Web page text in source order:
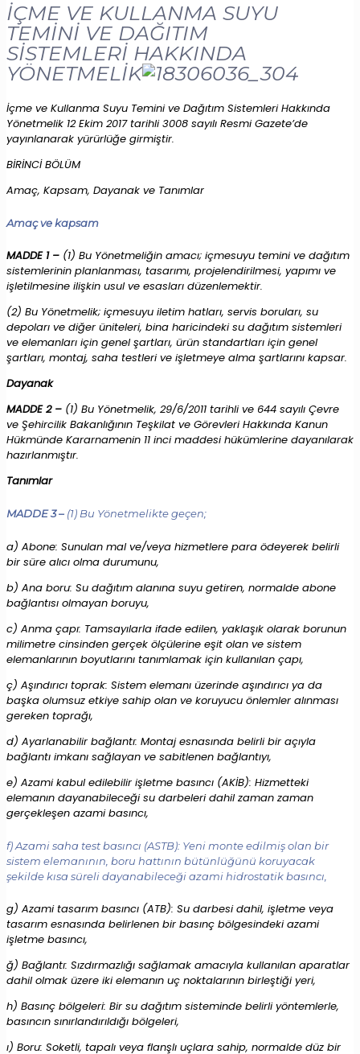
İÇME VE KULLANMA SUYU
TEMİNİ VE DAĞITIM
SİSTEMLERİ HAKKINDA
YÖNETMELİK
İçme ve Kullanma Suyu Temini ve Dağıtım Sistemleri Hakkında
Yönetmelik 12 Ekim 2017 tarihli 3008 sayılı Resmi Gazete’de
yayınlanarak yürürlüğe girmiştir.
BİRİNCİ BÖLÜM
Amaç, Kapsam, Dayanak ve Tanımlar
Amaç ve kapsam
MADDE 1 – (1) Bu Yönetmeliğin amacı; içmesuyu temini ve dağıtım
sistemlerinin planlanması, tasarımı, projelendirilmesi, yapımı ve
işletilmesine ilişkin usul ve esasları düzenlemektir.
(2) Bu Yönetmelik; içmesuyu iletim hatları, servis boruları, su
depoları ve diğer üniteleri, bina haricindeki su dağıtım sistemleri
ve elemanları için genel şartları, ürün standartları için genel
şartları, montaj, saha testleri ve işletmeye alma şartlarını kapsar.
Dayanak
MADDE 2 – (1) Bu Yönetmelik, 29/6/2011 tarihli ve 644 sayılı Çevre
ve Şehircilik Bakanlığının Teşkilat ve Görevleri Hakkında Kanun
Hükmünde Kararnamenin 11 inci maddesi hükümlerine dayanılarak
hazırlanmıştır.
Tanımlar
MADDE 3 – (1) Bu Yönetmelikte geçen;
a) Abone: Sunulan mal ve/veya hizmetlere para ödeyerek belirli
bir süre alıcı olma durumunu,
b) Ana boru: Su dağıtım alanına suyu getiren, normalde abone
bağlantısı olmayan boruyu,
c) Anma çapı: Tamsayılarla ifade edilen, yaklaşık olarak borunun
milimetre cinsinden gerçek ölçülerine eşit olan ve sistem
elemanlarının boyutlarını tanımlamak için kullanılan çapı,
ç) Aşındırıcı toprak: Sistem elemanı üzerinde aşındırıcı ya da
başka olumsuz etkiye sahip olan ve koruyucu önlemler alınması
gereken toprağı,
d) Ayarlanabilir bağlantı: Montaj esnasında belirli bir açıyla
bağlantı imkanı sağlayan ve sabitlenen bağlantıyı,
e) Azami kabul edilebilir işletme basıncı (AKİB): Hizmetteki
elemanın dayanabileceği su darbeleri dahil zaman zaman
gerçekleşen azami basıncı,
f) Azami saha test basıncı (ASTB): Yeni monte edilmiş olan bir
sistem elemanının, boru hattının bütünlüğünü koruyacak
şekilde kısa süreli dayanabileceği azami hidrostatik basıncı,
g) Azami tasarım basıncı (ATB): Su darbesi dahil, işletme veya
tasarım esnasında belirlenen bir basınç bölgesindeki azami
işletme basıncı,
ğ) Bağlantı: Sızdırmazlığı sağlamak amacıyla kullanılan aparatlar
dahil olmak üzere iki elemanın uç noktalarının birleştiği yeri,
h) Basınç bölgeleri: Bir su dağıtım sisteminde belirli yöntemlerle,
basıncın sınırlandırıldığı bölgeleri,
ı) Boru: Soketli, tapalı veya flanşlı uçlara sahip, normalde düz bir